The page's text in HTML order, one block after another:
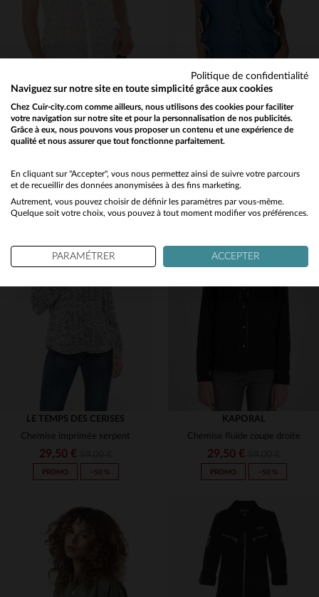
KAPORAL
Chemise sans manches femme blanche avec imprimé noir
22,50 €45,00 €
KAPORAL
Chemisier sans manche denim
27,50 €
TAILLES DISPONIBLES
LE TEMPS DES CERISES
Chemise imprimée serpent
29,50 €
PROMO −50 %
TAILLES DISPONIBLES
KAPORAL
Chemise fluide coupe droite
29,50 €
PROMO −50 %
Would you like to be redirected to our English site?
No
Yes
Politique de confidentialité
Naviguez sur notre site en toute simplicité grâce aux cookies
Chez Cuir-city.com comme ailleurs, nous utilisons des cookies pour faciliter
votre navigation sur notre site et pour la personnalisation de nos publicités.
Grâce à eux, nous pouvons vous proposer un contenu et une expérience de
qualité et nous assurer que tout fonctionne parfaitement.
En cliquant sur "Accepter", vous nous permettez ainsi de suivre votre parcours
et de recueillir des données anonymisées à des fins marketing.
Autrement, vous pouvez choisir de définir les paramètres par vous-même.
Quelque soit votre choix, vous pouvez à tout moment modifier vos préférences.
PARAMÉTRER ACCEPTER